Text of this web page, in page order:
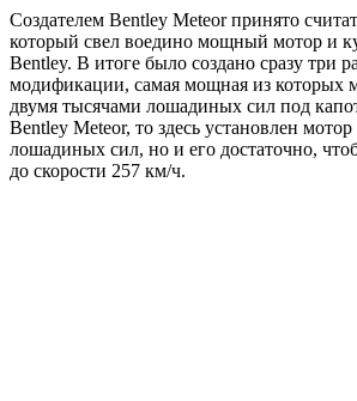
Создателем Bentley Meteor принято
который свел воедино мощный мотор и
Bentley. В итоге было создано сразу три
модификации, самая мощная из которых
двумя тысячами лошадиных сил под
Bentley Meteor, то здесь установлен
лошадиных сил, но и его достаточно,
до скорости 257 км/ч.